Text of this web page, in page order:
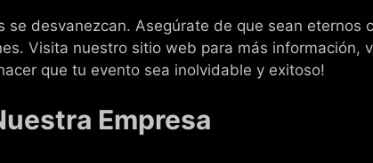
desvanezcan. Asegúrate de que sean eternos
Visita nuestro sitio web para más información,
que tu evento sea inolvidable y exitoso!
Empresa